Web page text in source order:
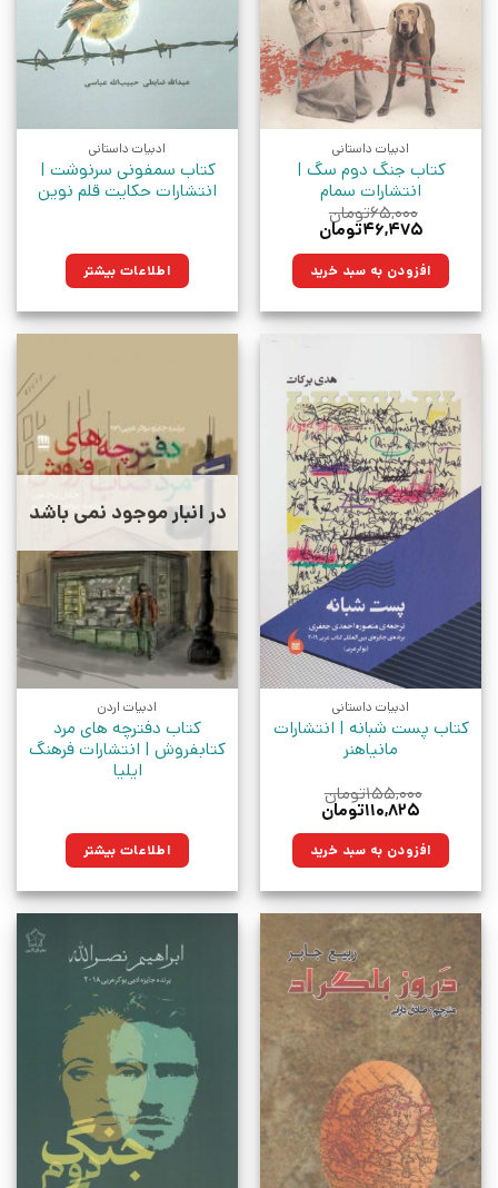
ادبیات داستانی
کتاب جنگ دوم سگ |
انتشارات سمام
۶۵,۰۰۰تومان
قیمت
۶۵,۰۰۰تومان
بود.
۴۶,۴۷۵تومان
۴۶,۴۷۵تومان.افزودن به سبد خرید
ادبیات داستانی
کتاب سمفونی سرنوشت |
انتشارات حکایت قلم نوین
اطلاعات بیشتر
ادبیات داستانی
کتاب پست شبانه | انتشارات
مانیاهنر
۱۵۵,۰۰۰تومان
قیمت
۱۵۵,۰۰۰تومان
بود.
۱۱۰,۸۲۵تومان
۱۱۰,۸۲۵تومان.افزودن به سبد خرید
در انبار موجود نمی باشد
ادبیات اردن
کتاب دفترچه های مرد
کتابفروش | انتشارات فرهنگ
ایلیا
اطلاعات بیشتر